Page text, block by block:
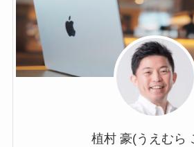
植村 豪(うえむら